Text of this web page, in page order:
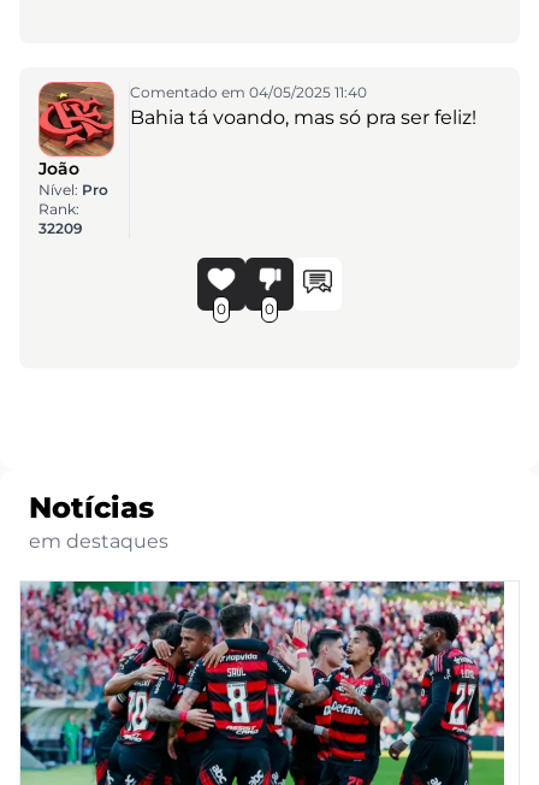
João
Nível: Pro
Rank:
32209
Comentado em 04/05/2025 11:40
Bahia tá voando, mas só pra ser feliz!
0 0
Notícias
em destaques